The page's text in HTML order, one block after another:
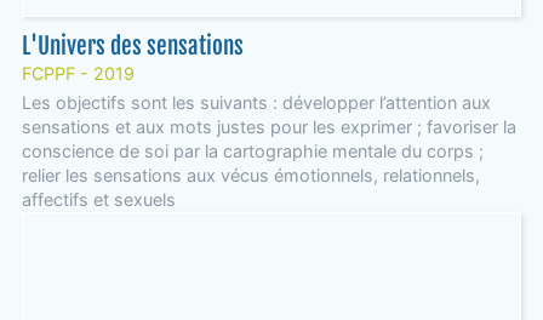
L'Univers des sensations
FCPPF - 2019
Les objectifs sont les suivants : développer l’attention aux
sensations et aux mots justes pour les exprimer ; favoriser la
conscience de soi par la cartographie mentale du corps ;
relier les sensations aux vécus émotionnels, relationnels,
affectifs et sexuels